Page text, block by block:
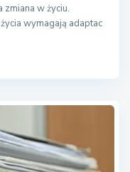
w życiu.
wymagają adaptac